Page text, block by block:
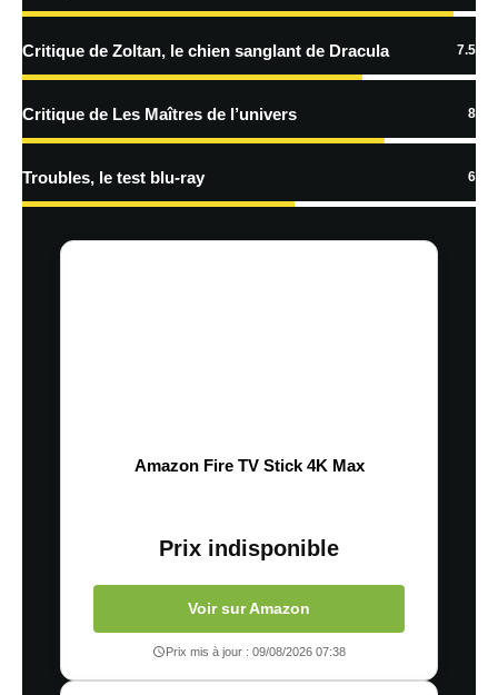
Critique de Zoltan, le chien sanglant de Dracula 7.5
Critique de Les Maîtres de l’univers 8
Troubles, le test blu-ray 6
Amazon Fire TV Stick 4K Max
Prix indisponible
Voir sur Amazon
Prix mis à jour : 09/08/2026 07:38